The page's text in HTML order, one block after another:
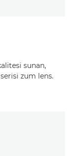
sunan,
zum lens.